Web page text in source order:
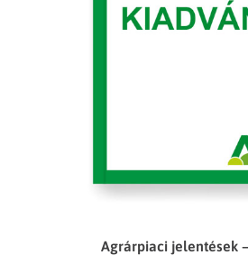
Agrárpiaci jelentések